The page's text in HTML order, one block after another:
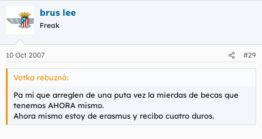
brus lee
Freak
10 Oct 2007 #29
Votka rebuznó:
Pa mí que arreglen de una puta vez la mierdas de becas que
tenemos AHORA mismo.
Ahora mismo estoy de erasmus y recibo cuatro duros.